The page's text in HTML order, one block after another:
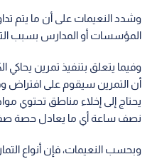
وشدد النعيمات على أن ما يتم
المؤسسات أو المدارس بسبب
وفيما يتعلق بتنفيذ تمرين يحاكي
أن التمرين سيقوم على افتراض
يحتاج إلى إخلاء مناطق تحتوي
نصف ساعة أي ما يعادل حصة
وبحسب النعيمات، فإن أنواع